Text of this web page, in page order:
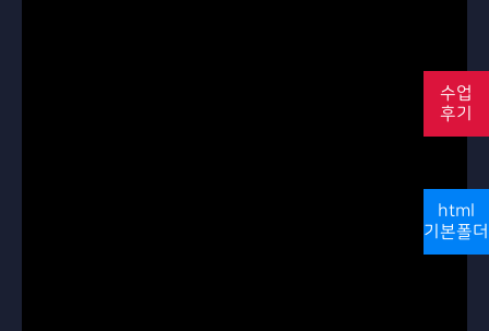
수업
후기
html
기본폴더